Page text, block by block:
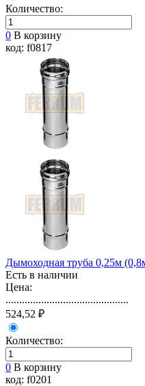
Количество:
0 В корзину
код: f0817
Дымоходная труба 0,25м
Есть в наличии
Цена:
.............................................
524,52 ₽
Количество:
0 В корзину
код: f0201